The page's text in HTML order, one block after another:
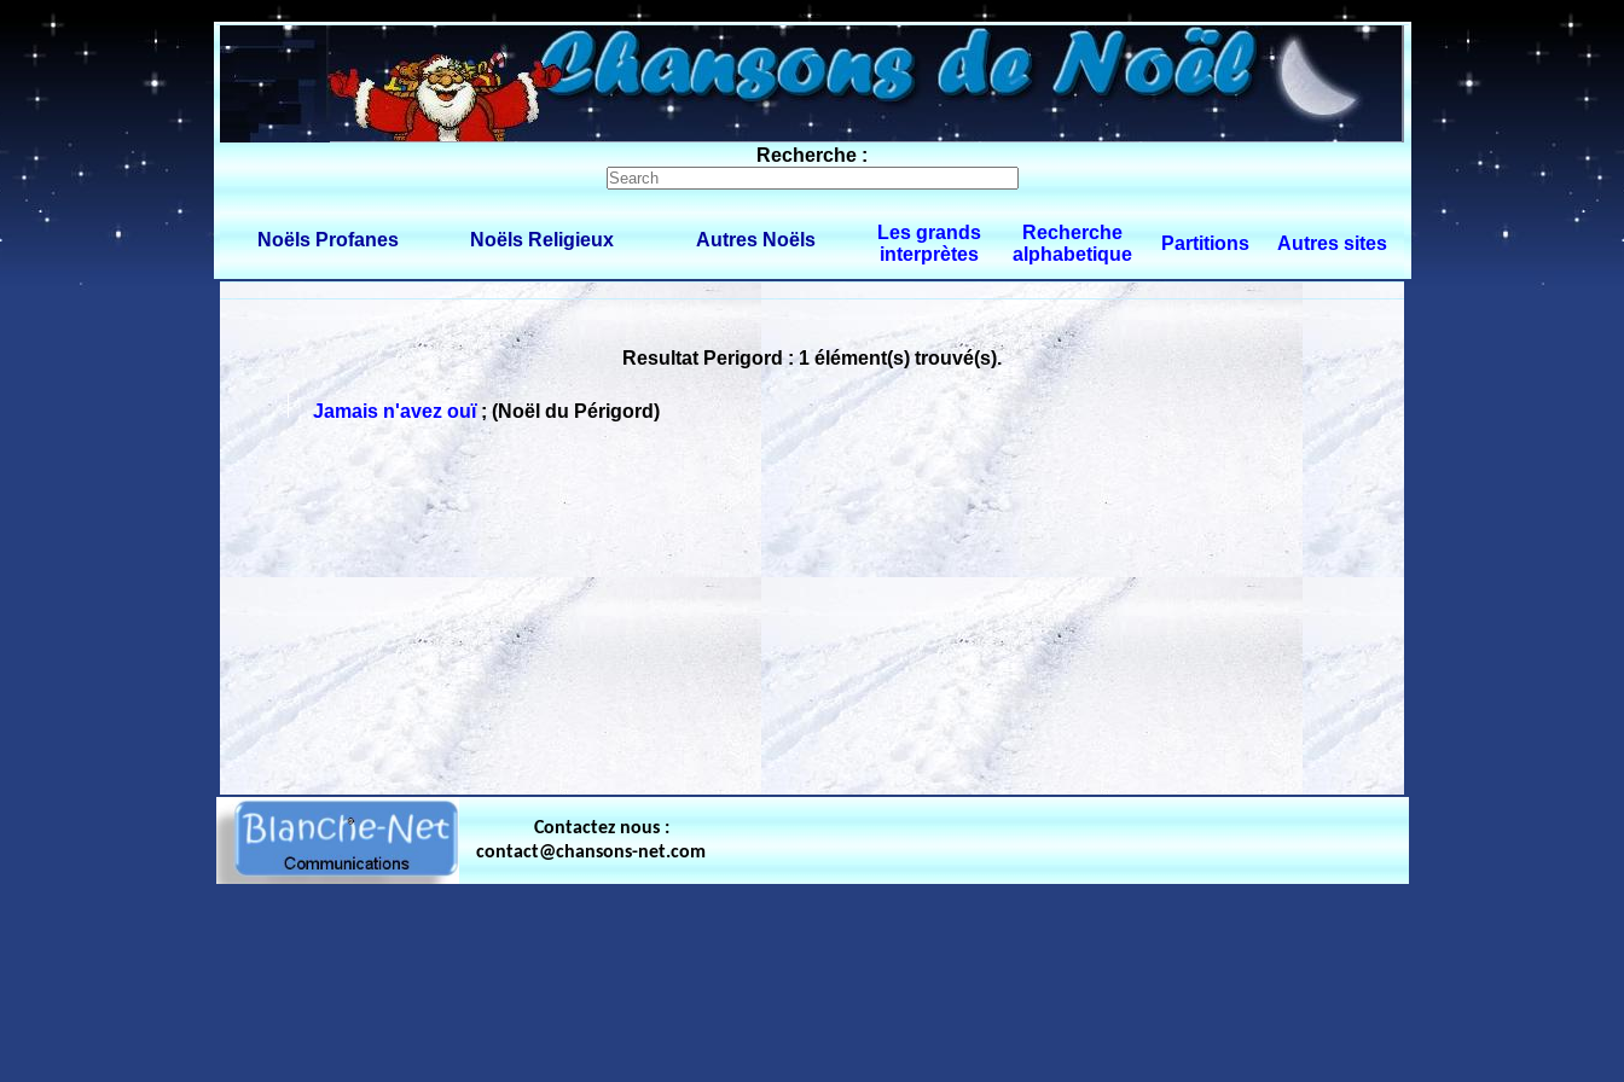
0 $limitbot 1 $limittot 2
Recherche :
Noëls Profanes Noëls Religieux Autres Noëls
Les grands
interprètes
Recherche
alphabetique
Partitions Autres sites
Resultat Perigord : 1 élément(s) trouvé(s).
Jamais n'avez ouï;(Noël du Périgord)
Contactez nous :
contact@chansons-net.com